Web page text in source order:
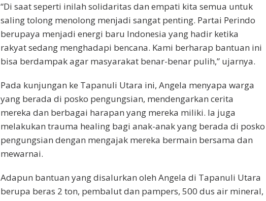
“Di saat seperti inilah solidaritas dan empati kita semua untuk
saling tolong menolong menjadi sangat penting. Partai Perindo
berupaya menjadi energi baru Indonesia yang hadir ketika
rakyat sedang menghadapi bencana. Kami berharap bantuan ini
bisa berdampak agar masyarakat benar-benar pulih,” ujarnya.
Pada kunjungan ke Tapanuli Utara ini, Angela menyapa warga
yang berada di posko pengungsian, mendengarkan cerita
mereka dan berbagai harapan yang mereka miliki. Ia juga
melakukan trauma healing bagi anak-anak yang berada di posko
pengungsian dengan mengajak mereka bermain bersama dan
mewarnai.
Adapun bantuan yang disalurkan oleh Angela di Tapanuli Utara
berupa beras 2 ton, pembalut dan pampers, 500 dus air mineral,